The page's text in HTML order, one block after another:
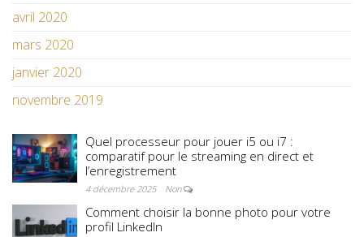
avril 2020
mars 2020
janvier 2020
novembre 2019
Quel processeur pour jouer i5 ou i7 :
comparatif pour le streaming en direct et
l’enregistrement
4 décembre 2025 Non
Comment choisir la bonne photo pour votre
profil LinkedIn